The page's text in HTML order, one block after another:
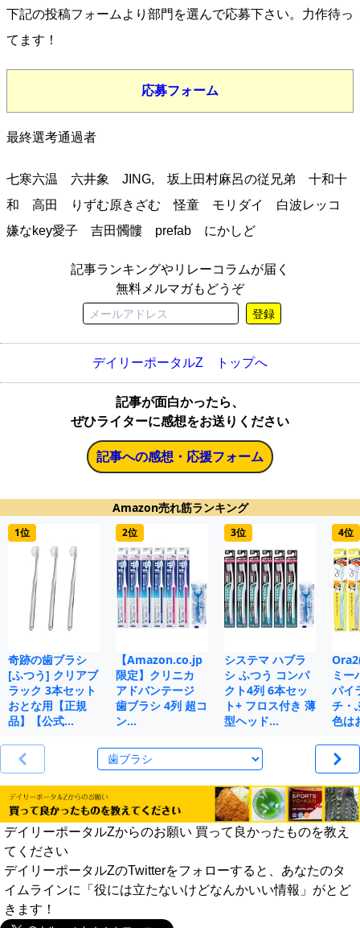
下記の投稿フォームより部門を選んで応募下さい。力作待っ
てます！
応募フォーム
最終選考通過者
七寒六温 六井象 JING, 坂上田村麻呂の従兄弟 十和十
和 高田 りずむ原きざむ 怪童 モリダイ 白波レッコ
嫌なkey愛子 吉田髑髏 prefab にかしど
記事ランキングやリレーコラムが届く
無料メルマガもどうぞ
登録
デイリーポータルZ トップへ
記事が面白かったら、
ぜひライターに感想をお送りください
記事への感想・応援フォーム
Amazon売れ筋ランキング
1位
奇跡の歯ブラシ
[ふつう] クリアブ
ラック 3本セット
おとな用【正規
品】【公式…
2位
【Amazon.co.jp
限定】クリニカ
アドバンテージ
歯ブラシ 4列 超コ
ン…
3位
システマ ハブラ
シ ふつう コンパ
クト4列 6本セッ
ト+ フロス付き 薄
型ヘッド…
4位
ミー
パイ
チ・
色は
デイリーポータルZからのお願い 買って良かったものを教え
てください
デイリーポータルZのTwitterをフォローすると、あなたのタ
イムラインに「役には立たないけどなんかいい情報」がとど
きます！